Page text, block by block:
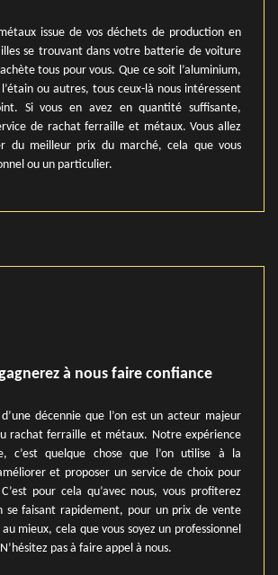
issue de vos déchets de production en
se trouvant dans votre batterie de voiture
tous pour vous. Que ce soit l’aluminium,
ou autres, tous ceux-là nous intéressent
Si vous en avez en quantité suffisante,
de rachat ferraille et métaux. Vous allez
du meilleur prix du marché, cela que vous
ou un particulier.
à nous faire confiance
d’une décennie que l’on est un acteur majeur
rachat ferraille et métaux. Notre expérience
c’est quelque chose que l’on utilise à la
et proposer un service de choix pour
pour cela qu’avec nous, vous profiterez
se faisant rapidement, pour un prix de vente
mieux, cela que vous soyez un professionnel
pas à faire appel à nous.